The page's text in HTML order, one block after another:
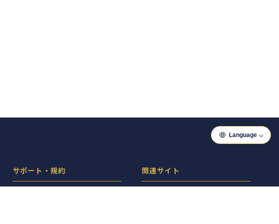
サポート・規約 関連サイト
Language